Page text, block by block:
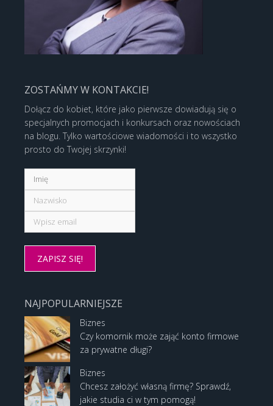
ZOSTAŃMY W KONTAKCIE!
Dołącz do kobiet, które jako pierwsze dowiadują się o
specjalnych promocjach i konkursach oraz nowościach
na blogu. Tylko wartościowe wiadomości i to wszystko
prosto do Twojej skrzynki!
NAJPOPULARNIEJSZE
Biznes
Czy komornik może zająć konto firmowe
za prywatne długi?
Biznes
Chcesz założyć własną firmę? Sprawdź,
jakie studia ci w tym pomogą!